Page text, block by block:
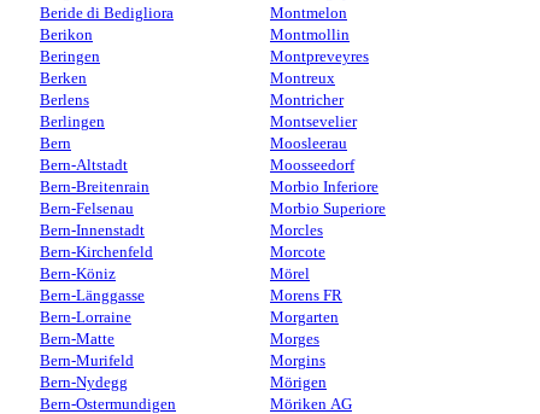
Beride di Bedigliora
Berikon
Beringen
Berken
Berlens
Berlingen
Bern
Bern-Altstadt
Bern-Breitenrain
Bern-Felsenau
Bern-Innenstadt
Bern-Kirchenfeld
Bern-Köniz
Bern-Länggasse
Bern-Lorraine
Bern-Matte
Bern-Murifeld
Bern-Nydegg
Bern-Ostermundigen
Montmelon
Montmollin
Montpreveyres
Montreux
Montricher
Montsevelier
Moosleerau
Moosseedorf
Morbio Inferiore
Morbio Superiore
Morcles
Morcote
Mörel
Morens FR
Morgarten
Morges
Morgins
Mörigen
Möriken AG